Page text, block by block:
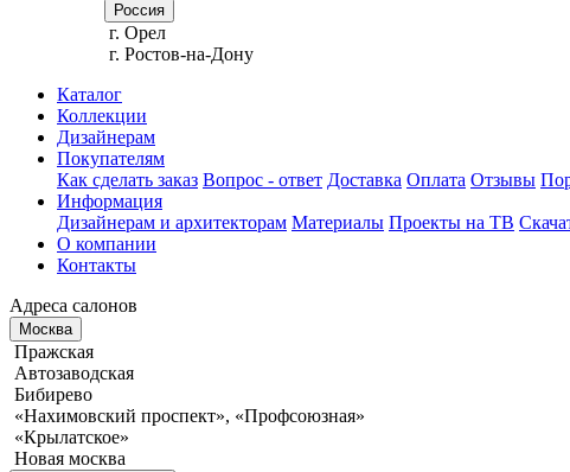
Россия
г. Орел
г. Ростов-на-Дону
Каталог
Коллекции
Дизайнерам
Покупателям
Как сделать заказ Вопрос - ответ Доставка Оплата Отзывы
Информация
Дизайнерам и архитекторам Материалы Проекты на ТВ
О компании
Контакты
Адреса салонов
Москва
Пражская
Автозаводская
Бибирево
«Нахимовский проспект», «Профсоюзная»
«Крылатское»
Новая москва